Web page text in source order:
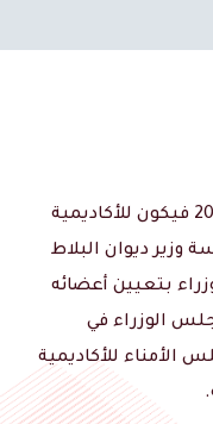
وفقًا للمرسوم السلطاني رقم 2/ 2022 فيكون للأكاديمية
وزير ديوان البلاط
بتعيين أعضائه
الوزراء في
مجلس الأمناء للأكاديمية